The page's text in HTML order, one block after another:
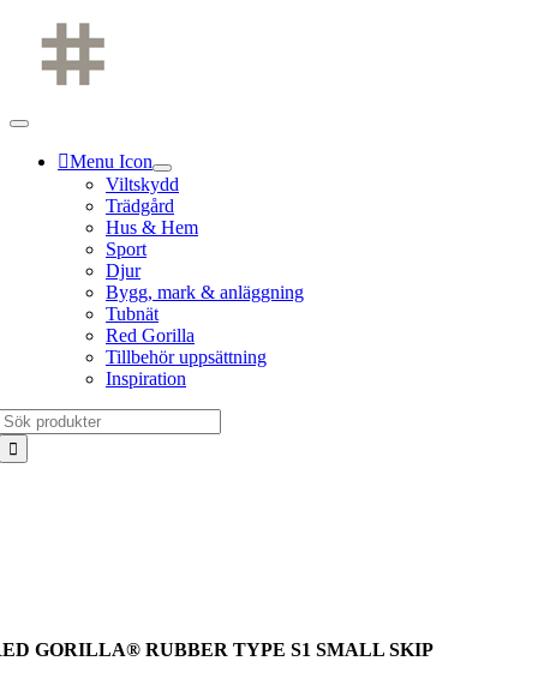
Fortsätt
innehållet
Menu Icon
Viltskydd
Trädgård
Hus & Hem
Sport
Djur
Bygg, mark & anläggning
Tubnät
Red Gorilla
Tillbehör uppsättning
Inspiration
GORILLA® RUBBER TYPE S1 SMALL SKIP